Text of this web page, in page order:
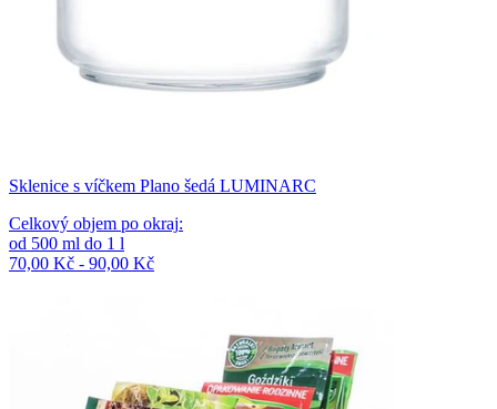
Sklenice s víčkem Plano šedá LUMINARC
Celkový objem po okraj:
od 500 ml do 1 l
70,00 Kč - 90,00 Kč